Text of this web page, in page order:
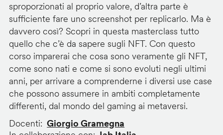
sproporzionati al proprio valore, d’altra parte è
sufficiente fare uno screenshot per replicarlo. Ma è
davvero così? Scopri in questa masterclass tutto
quello che c’è da sapere sugli NFT. Con questo
corso imparerai che cosa sono veramente gli NFT,
come sono nati e come si sono evoluti negli ultimi
anni, per arrivare a comprenderne i diversi use case
che possono assumere in ambiti completamente
differenti, dal mondo del gaming ai metaversi.
Docenti
Giorgio Gramegna